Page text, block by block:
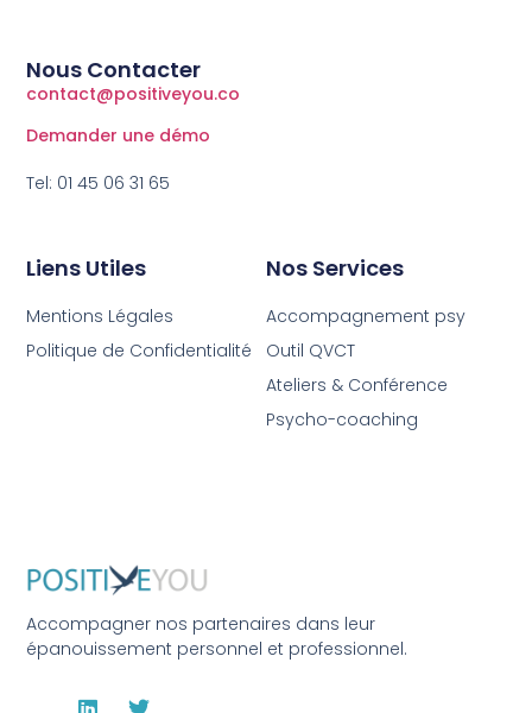
Accompagner nos partenaires dans leur
épanouissement personnel et professionnel.
Nos Services
Accompagnement psy
Outil QVCT
Ateliers & Conférence
Psycho-coaching
Liens Utiles
Mentions Légales
Politique de Confidentialité
Nous Contacter
contact@positiveyou.co
Demander une démo
Tel: 01 45 06 31 65